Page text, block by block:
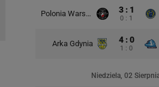
Polonia Warszawa 3 : 1
0 : 1
Arka Gdynia 4 : 0
1 : 0
Niedziela, 02